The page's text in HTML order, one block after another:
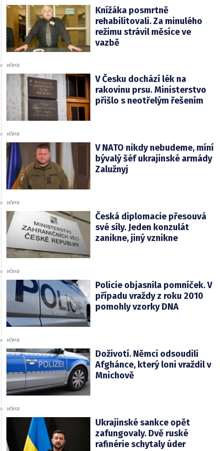
Knížáka posmrtně
rehabilitovali. Za minulého
režimu strávil měsíce ve
vazbě
včera
V Česku dochází lék na
rakovinu prsu. Ministerstvo
přišlo s neotřelým řešením
včera
V NATO nikdy nebudeme, míní
bývalý šéf ukrajinské armády
Zalužnyj
včera
Česká diplomacie přesouvá
své síly. Jeden konzulát
zanikne, jiný vznikne
včera
Policie objasnila pomníček. V
případu vraždy z roku 2010
pomohly vzorky DNA
včera
Doživotí. Němci odsoudili
Afghánce, který loni vraždil v
Mnichově
včera
Ukrajinské sankce opět
zafungovaly. Dvě ruské
rafinérie schytaly úder